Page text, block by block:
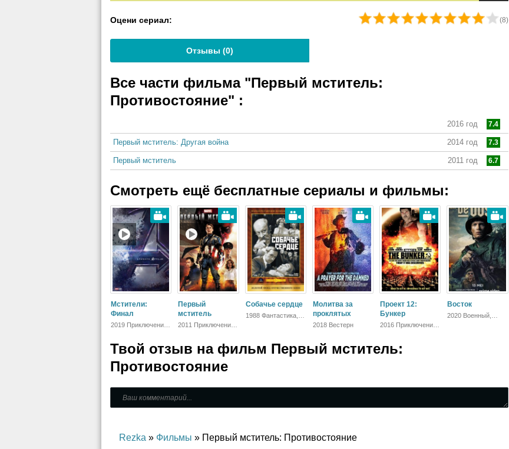
Оцени сериал: (8)
Отзывы (0)
Все части фильма "Первый мститель:
Противостояние" :
2016 год 7.4
Первый мститель: Другая война 2014 год 7.3
Первый мститель 2011 год 6.7
Смотреть ещё бесплатные сериалы и фильмы:
Мстители:
Финал
2019 Приключения,
Блокбастер,
Боевик,
Зарубежный
Первый
мститель
2011 Приключения,
Боевик,
Зарубежный
Собачье сердце
1988 Фантастика,
Молитва за
проклятых
2018 Вестерн
Проект 12:
Бункер
2016 Приключения,
Восток
2020 Военный,
Твой отзыв на фильм Первый мститель:
Противостояние
Rezka » Фильмы » Первый мститель: Противостояние